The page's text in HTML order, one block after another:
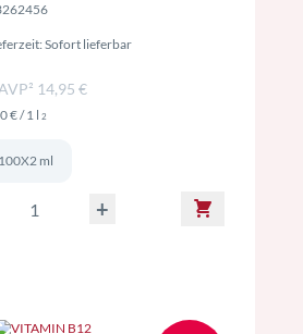
Sofort lieferbar
inkl. MwSt. ggf. zzgl. Versand
14,95 €
€/ 1 l 2Preise inkl. MwSt. ggf. zzgl. Versand
100X2 ml
+